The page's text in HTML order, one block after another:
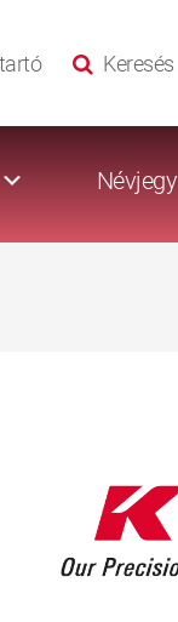
Keresés
Névjegy